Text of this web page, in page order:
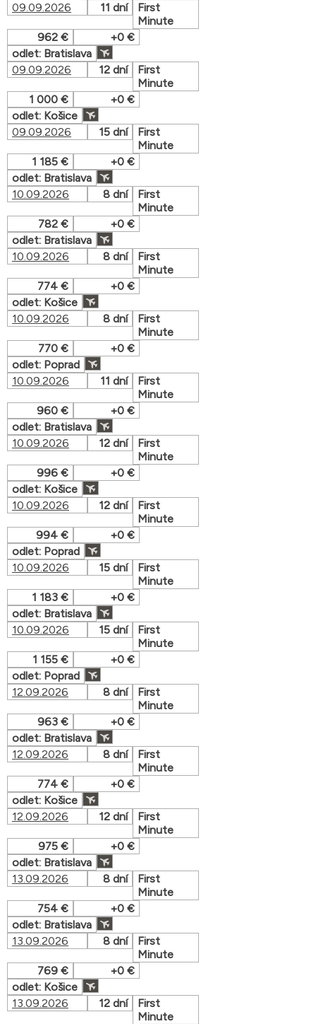
09.09.2026
11 dní
First
Minute
962 €
+0 €
odlet: Bratislava
09.09.2026
12 dní
First
Minute
1 000 €
+0 €
odlet: Košice
09.09.2026
15 dní
First
Minute
1 185 €
+0 €
odlet: Bratislava
10.09.2026
8 dní
First
Minute
782 €
+0 €
odlet: Bratislava
10.09.2026
8 dní
First
Minute
774 €
+0 €
odlet: Košice
10.09.2026
8 dní
First
Minute
770 €
+0 €
odlet: Poprad
10.09.2026
11 dní
First
Minute
960 €
+0 €
odlet: Bratislava
10.09.2026
12 dní
First
Minute
996 €
+0 €
odlet: Košice
10.09.2026
12 dní
First
Minute
994 €
+0 €
odlet: Poprad
10.09.2026
15 dní
First
Minute
1 183 €
+0 €
odlet: Bratislava
10.09.2026
15 dní
First
Minute
1 155 €
+0 €
odlet: Poprad
12.09.2026
8 dní
First
Minute
963 €
+0 €
odlet: Bratislava
12.09.2026
8 dní
First
Minute
774 €
+0 €
odlet: Košice
12.09.2026
12 dní
First
Minute
975 €
+0 €
odlet: Bratislava
13.09.2026
8 dní
First
Minute
754 €
+0 €
odlet: Bratislava
13.09.2026
8 dní
First
Minute
769 €
+0 €
odlet: Košice
13.09.2026
12 dní
First
Minute